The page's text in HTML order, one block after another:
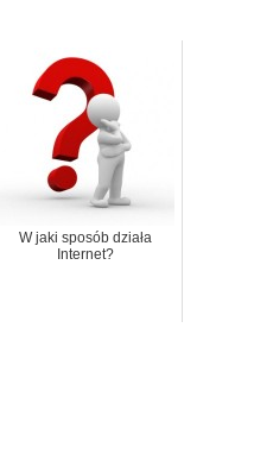
W jaki sposób działa
Internet?